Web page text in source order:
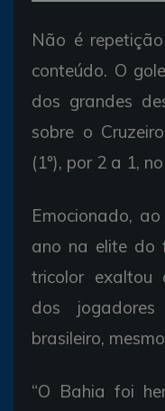
Não é
conteúdo. O
dos grandes
sobre o
(1º), por 2 a 1,
Emocionado,
ano na elite do
tricolor exaltou
dos
brasileiro,
“O Bahia foi